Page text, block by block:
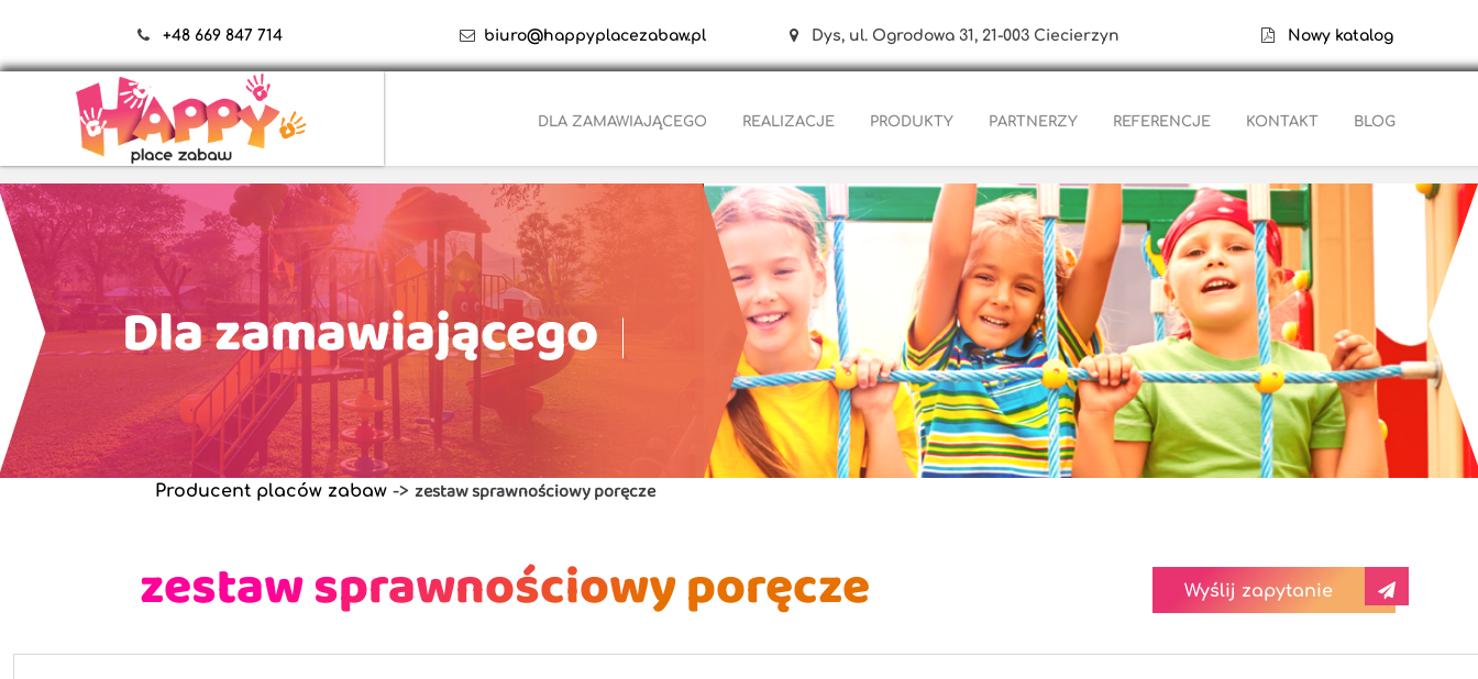
+48 669 847 714 biuro@happyplacezabaw.pl Dys, ul. Ogrodowa 31, 21-003 Ciecierzyn Nowy katalog
DLA ZAMAWIAJĄCEGO REALIZACJE PRODUKTY PARTNERZY REFERENCJE KONTAKT BLOG
Dla zamawiającego
Producent placów zabaw-> zestaw sprawnościowy poręcze
zestaw sprawnościowy poręcze Wyślij zapytanie